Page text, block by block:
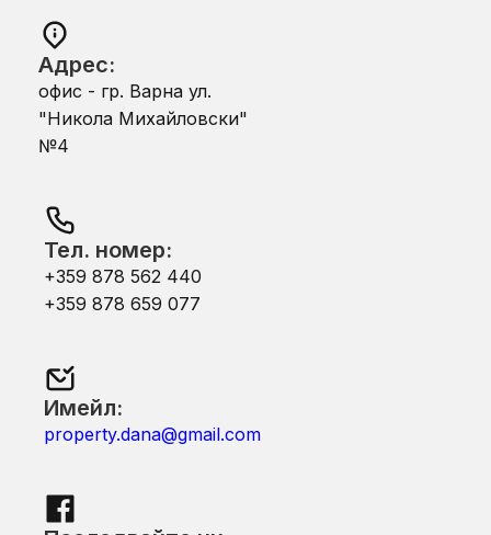
Адрес:
офис - гр. Варна ул.
"Никола Михайловски"
№4
Тел. номер:
+359 878 562 440
+359 878 659 077
Имейл:
property.dana@gmail.com